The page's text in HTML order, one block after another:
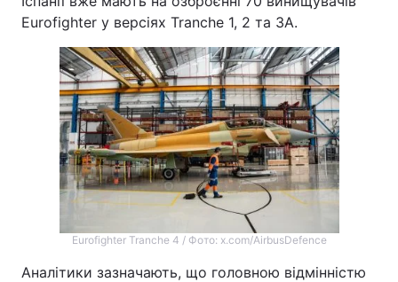
Eurofighter у версіях Tranche 1, 2 та 3A.
Eurofighter Tranche 4 / Фото: x.com/AirbusDefence
Аналітики зазначають, що головною відмінністю